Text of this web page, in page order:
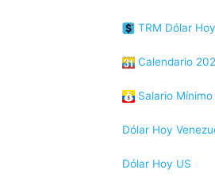
TRM Dólar Hoy
Calendario
Salario
Dólar Hoy
Dólar Hoy US